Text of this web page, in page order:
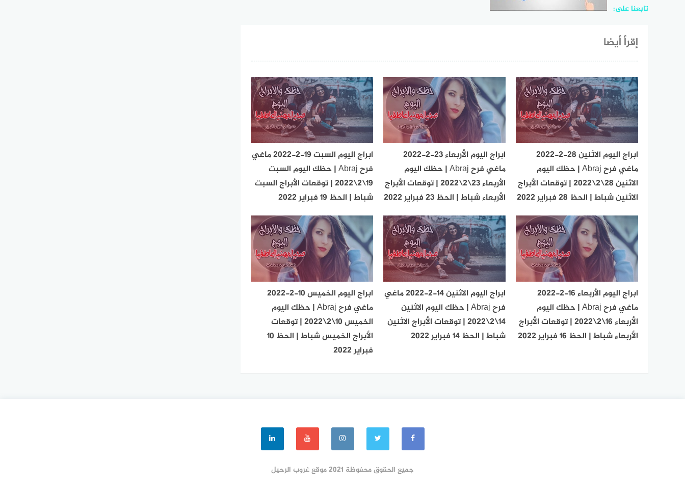
تابعنا على:
إقرأ أيضا
ابراج اليوم الاثنين 28-2-2022
ماغي فرح Abraj | حظك اليوم
الاثنين 28\2\2022 | توقعات الأبراج
الاثنين شباط | الحظ 28 فبراير 2022
ابراج اليوم الأربعاء 23-2-2022
ماغي فرح Abraj | حظك اليوم
الأربعاء 23\2\2022 | توقعات الأبراج
الأربعاء شباط | الحظ 23 فبراير 2022
ابراج اليوم السبت 19-2-2022 ماغي
فرح Abraj | حظك اليوم السبت
19\2\2022 | توقعات الأبراج السبت
شباط | الحظ 19 فبراير 2022
ابراج اليوم الأربعاء 16-2-2022
ماغي فرح Abraj | حظك اليوم
الأربعاء 16\2\2022 | توقعات الأبراج
الأربعاء شباط | الحظ 16 فبراير 2022
ابراج اليوم الاثنين 14-2-2022 ماغي
فرح Abraj | حظك اليوم الاثنين
14\2\2022 | توقعات الأبراج الاثنين
شباط | الحظ 14 فبراير 2022
ابراج اليوم الخميس 10-2-2022
ماغي فرح Abraj | حظك اليوم
الخميس 10\2\2022 | توقعات
الأبراج الخميس شباط | الحظ 10
فبراير 2022
جميع الحقوق محفوظة 2021 موقع غروب الرحيل